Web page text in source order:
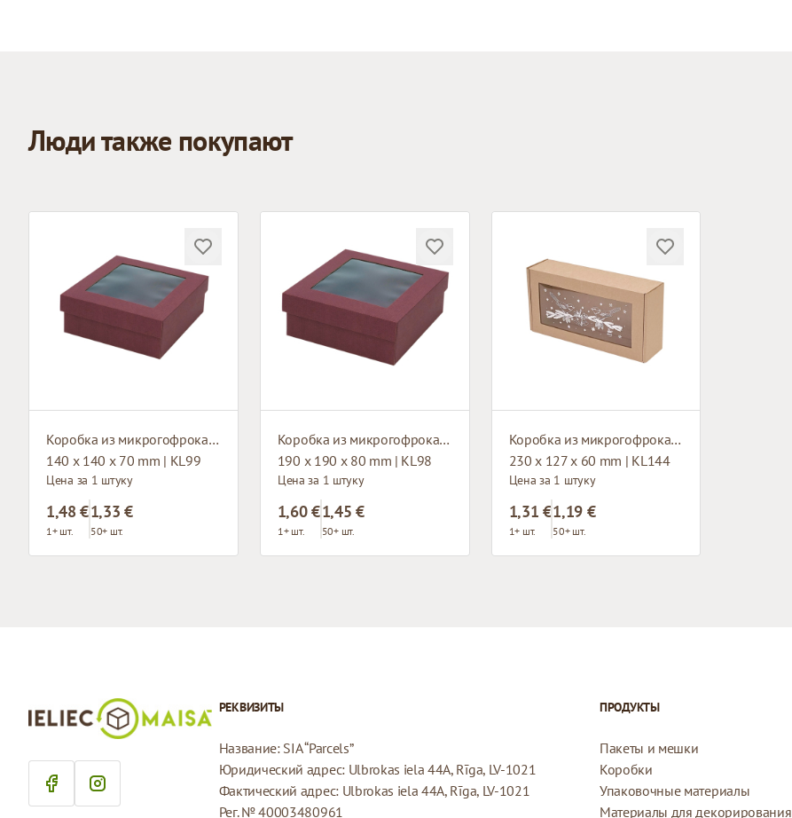
Люди также покупают
Коробка из микрогофрокартона с окном
140 x 140 x 70 mm | KL99
Цена за 1 штуку
1,48 €
1+ шт.
1,33 €
50+ шт.
Коробка из микрогофрокартона с окном
190 x 190 x 80 mm | KL98
Цена за 1 штуку
1,60 €
1+ шт.
1,45 €
50+ шт.
Коробка из микрогофрокартона
230 x 127 x 60 mm | KL144
Цена за 1 штуку
1,31 €
1+ шт.
1,19 €
50+ шт.
РЕКВИЗИТЫ
Название: SIA “Parcels”
Юридический адрес: Ulbrokas iela 44A, Rīga, LV-1021
Фактический адрес: Ulbrokas iela 44A, Rīga, LV-1021
Рег. № 40003480961
ПРОДУКТЫ
Пакеты и мешки
Коробки
Упаковочные материалы
Материалы для декорирования